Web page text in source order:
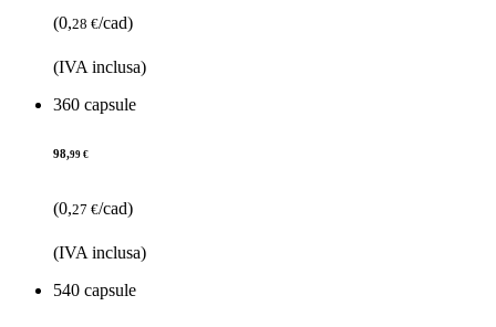
(0,28 €/cad)
(IVA inclusa)
360 capsule
98,99 €
(0,27 €/cad)
(IVA inclusa)
540 capsule